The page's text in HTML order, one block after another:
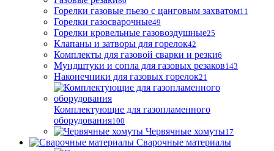
Горелки газовые пьезо с цанговым захватом11
Горелки газосварочные49
Горелки кровельные газовоздушные25
Клапаны и затворы для горелок42
Комплекты для газовой сварки и резки6
Мундштуки и сопла для газовых резаков143
Наконечники для газовых горелок21
Комплектующие для газопламенного
оборудования100
Червячные хомуты17
Сварочные материалы